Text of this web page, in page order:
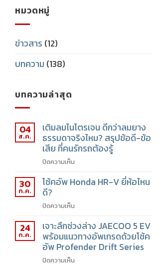
หมวดหมู่
ข่าวสาร (12)
บทความ (138)
บทความล่าสุด
04
ส.ค.
เติมลมไนโตรเจน ดีกว่าลมยาง
ธรรมดาจริงไหม? สรุปข้อดี-ข้อ
เสีย ที่คนรักรถต้องรู้
ปิดความเห็น
ลม
ยาง
ธรรมดา
จริง
30
ก.ค.
โช้คอัพ Honda HR-V ยี่ห้อไหน
ดี?
ปิดความเห็น
อัพ
Honda
HR-
V
24
ก.ค.
เจาะลึกช่วงล่าง JAECOO 5 EV
พร้อมแนวทางอัพเกรดด้วยโช้ค
อัพ Profender Drift Series
ปิดความเห็น